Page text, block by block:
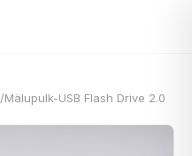
/Mälupulk-USB Flash Drive 2.0